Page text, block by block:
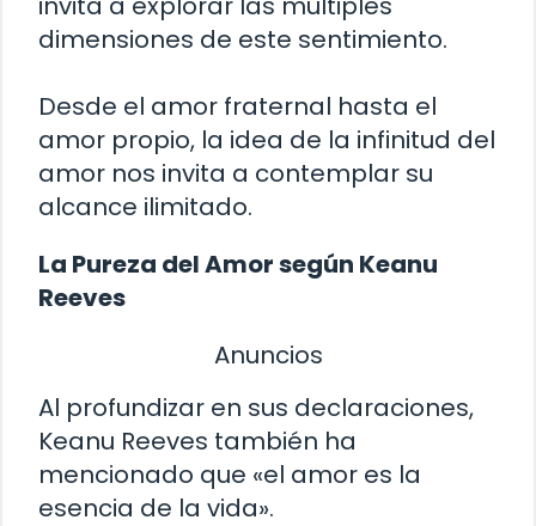
dimensiones de este sentimiento.
Desde el amor fraternal hasta el
amor propio, la idea de la infinitud del
amor nos invita a contemplar su
alcance ilimitado.
La Pureza del Amor según Keanu
Reeves
Anuncios
Al profundizar en sus declaraciones,
Keanu Reeves también ha
mencionado que «el amor es la
esencia de la vida».